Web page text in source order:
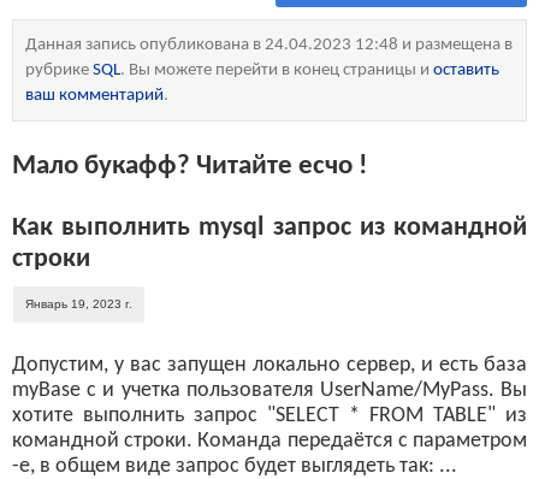
Данная запись опубликована в 24.04.2023 12:48 и размещена в
рубрике SQL. Вы можете перейти в конец страницы и оставить
ваш комментарий.
Мало букафф? Читайте есчо !
Как выполнить mysql запрос из командной
строки
Январь 19, 2023 г.
Допустим, у вас запущен локально сервер, и есть база
myBase с и учетка пользователя UserName/MyPass. Вы
хотите выполнить запрос "SELECT * FROM TABLE" из
командной строки. Команда передаётся с параметром
-e, в общем виде запрос будет выглядеть так: ...